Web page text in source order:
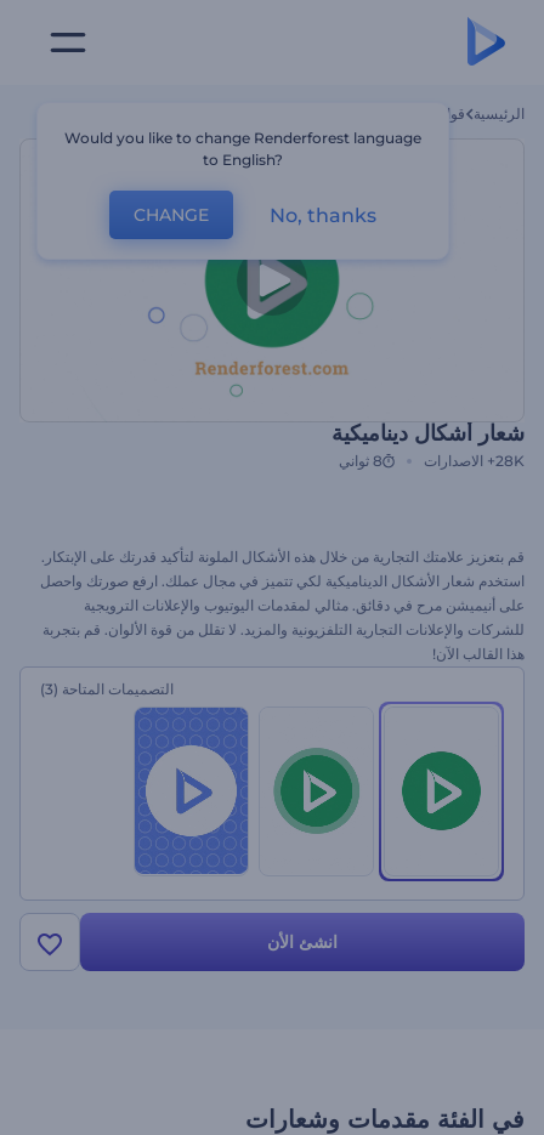
الرئيسية قوالب
شعار أشكال ديناميكية
28K+ الاصدارات 8 ثواني
قم بتعزيز علامتك التجارية من خلال هذه الأشكال الملونة لتأكيد قدرتك على الإبتكار.
استخدم شعار الأشكال الديناميكية لكي تتميز في مجال عملك. ارفع صورتك واحصل
على أنيميشن مرح في دقائق. مثالي لمقدمات اليوتيوب والإعلانات الترويجية
للشركات والإعلانات التجارية التلفزيونية والمزيد. لا تقلل من قوة الألوان. قم بتجربة
هذا القالب الآن!
التصميمات المتاحة (3)
انشئ الأن
في الفئة مقدمات وشعارات
Would you like to change Renderforest language
to English?
CHANGE No, thanks